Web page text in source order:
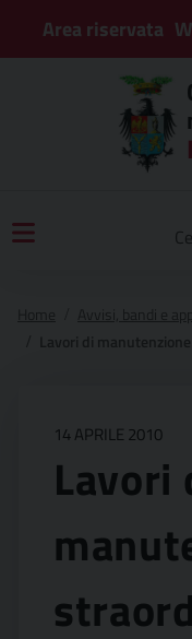
Area riservata
14 APRILE 2010
Lavori